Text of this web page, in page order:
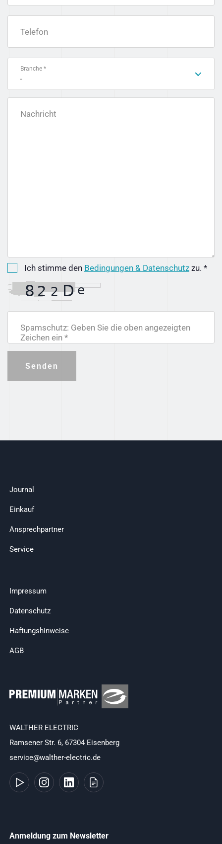
Telefon
Branche *
-
Nachricht
Ich stimme den Bedingungen & Datenschutz zu. *
Spamschutz: Geben Sie die oben angezeigten
Zeichen ein *
Senden
Journal
Einkauf
Ansprechpartner
Service
Impressum
Datenschutz
Haftungshinweise
AGB
WALTHER ELECTRIC
Ramsener Str. 6, 67304 Eisenberg
service@walther-electric.de
Anmeldung zum Newsletter